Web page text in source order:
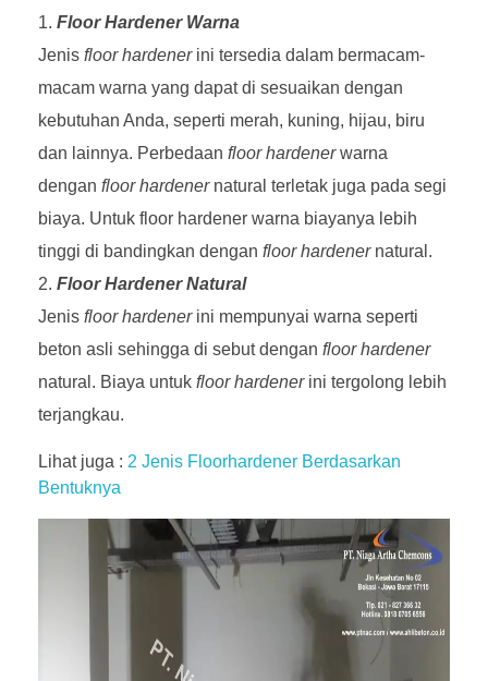
Floor Hardener Warna
Jenis floor hardener ini tersedia dalam bermacam-
macam warna yang dapat di sesuaikan dengan
kebutuhan Anda, seperti merah, kuning, hijau, biru
dan lainnya. Perbedaan floor hardenerwarna
dengan floor hardener natural terletak juga pada segi
biaya. Untuk floor hardener warna biayanya lebih
tinggi di bandingkan dengan floor hardener natural.
Floor Hardener Natural
Jenis floor hardener ini mempunyai warna seperti
beton asli sehingga di sebut dengan floor hardener
natural. Biaya untuk floor hardener ini tergolong lebih
terjangkau.
Lihat juga : 2 Jenis Floorhardener Berdasarkan
Bentuknya